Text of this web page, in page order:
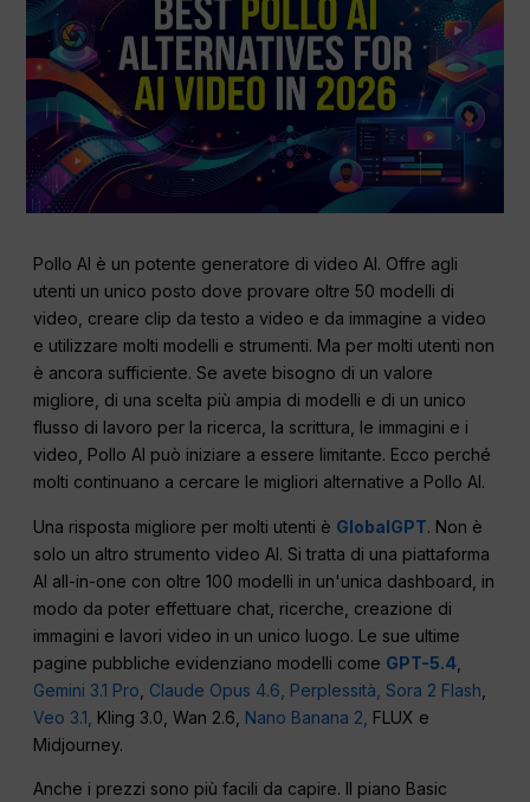
Pollo AI è un potente generatore di video AI. Offre agli
utenti un unico posto dove provare oltre 50 modelli di
video, creare clip da testo a video e da immagine a video
e utilizzare molti modelli e strumenti. Ma per molti utenti non
è ancora sufficiente. Se avete bisogno di un valore
migliore, di una scelta più ampia di modelli e di un unico
flusso di lavoro per la ricerca, la scrittura, le immagini e i
video, Pollo AI può iniziare a essere limitante. Ecco perché
molti continuano a cercare le migliori alternative a Pollo AI.
Una risposta migliore per molti utenti è GlobalGPT. Non è
solo un altro strumento video AI. Si tratta di una piattaforma
AI all-in-one con oltre 100 modelli in un'unica dashboard, in
modo da poter effettuare chat, ricerche, creazione di
immagini e lavori video in un unico luogo. Le sue ultime
pagine pubbliche evidenziano modelli come GPT-5.4
Gemini 3.1 Pro Claude Opus 4.6, Perplessità,Sora 2 Flash
Veo 3.1, Kling 3.0, Wan 2.6, Nano Banana 2, FLUX e
Midjourney.
Anche i prezzi sono più facili da capire. Il piano Basic